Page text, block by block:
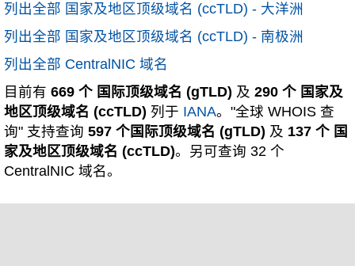
列出全部 国家及地区顶级域名 (ccTLD) - 大洋洲
列出全部 国家及地区顶级域名 (ccTLD) - 南极洲
列出全部 CentralNIC 域名
目前有 669 个 国际顶级域名 (gTLD) 及 290 个 国家及
地区顶级域名 (ccTLD) 列于 IANA。"全球 WHOIS 查
询" 支持查询 597 个国际顶级域名 (gTLD) 及 137 个 国
家及地区顶级域名 (ccTLD)。另可查询 32 个
CentralNIC 域名。